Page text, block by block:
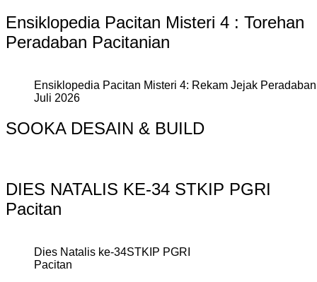
Ensiklopedia Pacitan Misteri 4 : Torehan
Peradaban Pacitanian
Ensiklopedia Pacitan Misteri 4: Rekam Jejak
Juli 2026
SOOKA DESAIN & BUILD
DIES NATALIS KE-34 STKIP PGRI
Pacitan
Dies Natalis ke-34STKIP PGRI
Pacitan